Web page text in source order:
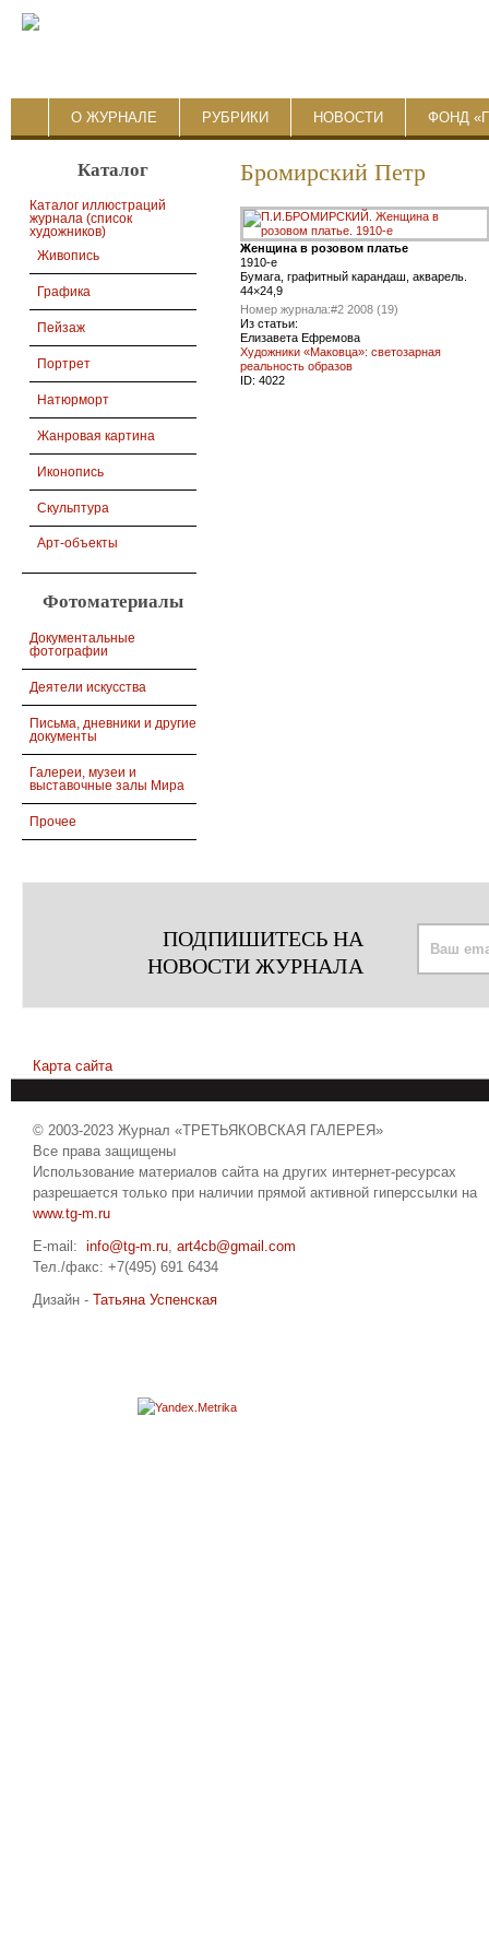
О ЖУРНАЛЕ РУБРИКИ НОВОСТИ ФОНД
Каталог
Каталог иллюстраций
журнала (список
художников)
Живопись
Графика
Пейзаж
Портрет
Натюрморт
Жанровая картина
Иконопись
Скульптура
Арт-объекты
Фотоматериалы
Документальные
фотографии
Деятели искусства
Письма, дневники и другие
документы
Галереи, музеи и
выставочные залы Мира
Прочее
Бромирский Петр
Женщина в розовом платье
1910-е
Бумага, графитный карандаш, акварель.
44×24,9
Номер журнала:#2 2008 (19)
Из статьи:
Елизавета Ефремова
Художники «Маковца»: светозарная
реальность образов
ID: 4022
ПОДПИШИТЕСЬ НА
НОВОСТИ ЖУРНАЛА
Карта сайта
© 2003-2023 Журнал «ТРЕТЬЯКОВСКАЯ ГАЛЕРЕЯ»
Все права защищены
Использование материалов сайта на других интернет-ресурсах
разрешается только при наличии прямой активной гиперссылки на
www.tg-m.ru
E-mail: info@tg-m.ru, art4cb@gmail.com
Тел./факс: +7(495) 691 6434
Дизайн - Татьяна Успенская